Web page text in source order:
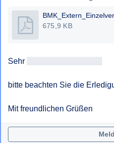
675,9 KB
Sehr
bitte beachten Sie die
Mit freundlichen Grüßen